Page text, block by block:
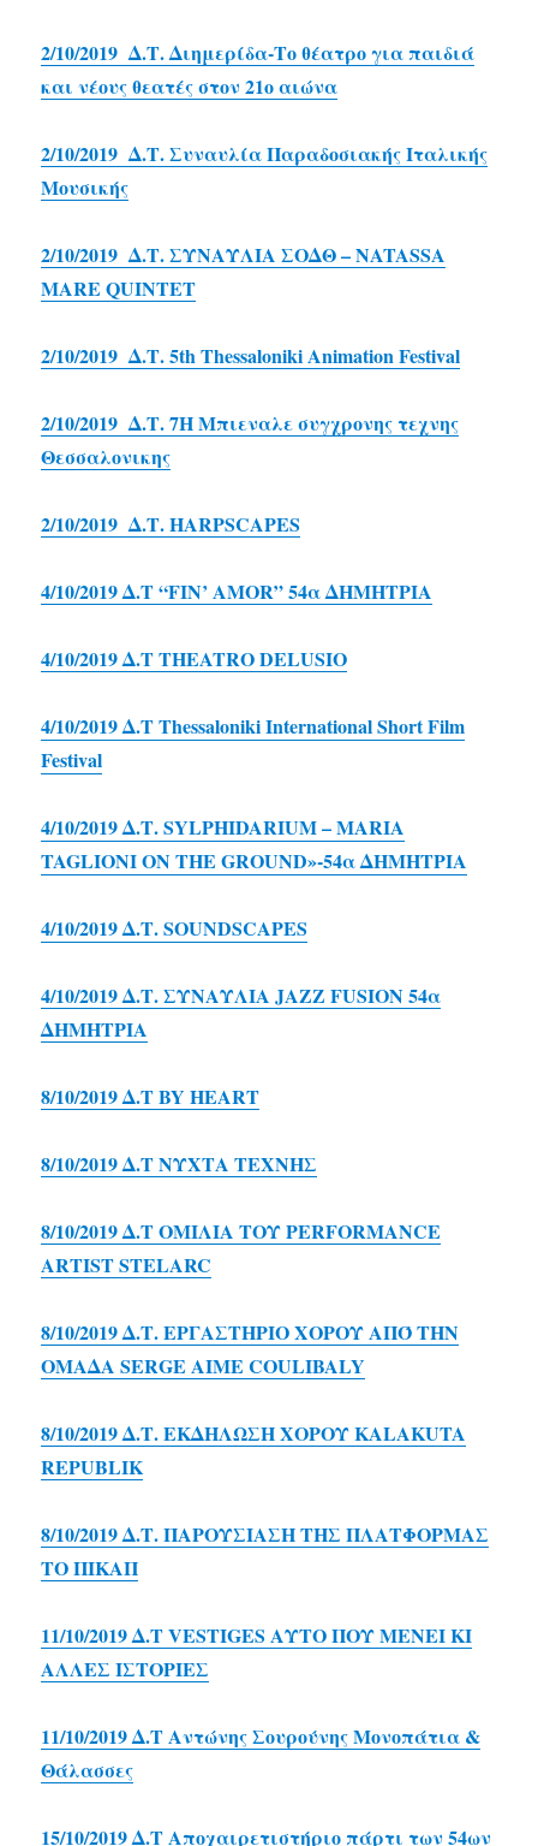
2/10/2019 Δ.Τ. Διημερίδα-Το θέατρο για παιδιά
και νέους θεατές στον 21ο αιώνα
2/10/2019 Δ.Τ. Συναυλία Παραδοσιακής Ιταλικής
Μουσικής
2/10/2019 Δ.Τ. ΣΥΝΑΥΛΙΑ ΣΟΔΘ – NATASSA
MARE QUINTET
2/10/2019 Δ.Τ. 5th Thessaloniki Animation Festival
2/10/2019 Δ.Τ. 7Η Μπιεναλε συγχρονης τεχνης
Θεσσαλονικης
2/10/2019 Δ.Τ. HARPSCAPES
4/10/2019 Δ.Τ “FIN’ AMOR” 54α ΔΗΜΗΤΡΙΑ
4/10/2019 Δ.Τ THEATRO DELUSIO
4/10/2019 Δ.Τ Τhessaloniki International Short Film
Festival
4/10/2019 Δ.Τ. SYLPHIDARIUM – MARIA
TAGLIONI ON THE GROUND»-54α ΔΗΜΗΤΡΙΑ
4/10/2019 Δ.Τ. SOUNDSCAPES
4/10/2019 Δ.Τ. ΣΥΝΑΥΛΙΑ JAZZ FUSION 54α
ΔΗΜΗΤΡΙΑ
8/10/2019 Δ.Τ BY HEART
8/10/2019 Δ.Τ ΝΥΧΤΑ ΤΕΧΝΗΣ
8/10/2019 Δ.Τ ΟΜΙΛΙΑ ΤΟΥ PERFORMANCE
ARTIST STELARC
8/10/2019 Δ.Τ. ΕΡΓΑΣΤΗΡΙΟ ΧΟΡΟΥ ΑΠΌ ΤΗΝ
ΟΜΑΔΑ SERGE AIME COULIBALY
8/10/2019 Δ.Τ. ΕΚΔΗΛΩΣΗ ΧΟΡΟΥ KALAKUTA
REPUBLIK
8/10/2019 Δ.Τ. ΠΑΡΟΥΣΙΑΣΗ ΤΗΣ ΠΛΑΤΦΟΡΜΑΣ
ΤΟ ΠΙΚΑΠ
11/10/2019 Δ.Τ VESTIGES ΑΥΤΟ ΠΟΥ ΜΕΝΕΙ ΚΙ
ΑΛΛΕΣ ΙΣΤΟΡΙΕΣ
11/10/2019 Δ.Τ Αντώνης Σουρούνης Μονοπάτια &
Θάλασσες
15/10/2019 Δ.Τ Αποχαιρετιστήριο πάρτι των 54ων